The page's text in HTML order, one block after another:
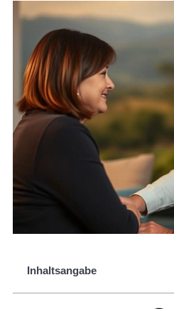
Inhaltsangabe